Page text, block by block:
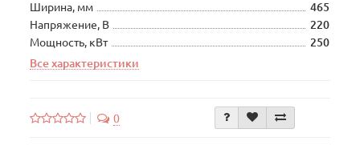
Ширина, мм
465
Напряжение, В
220
Мощность, кВт
250
Все характеристики
0